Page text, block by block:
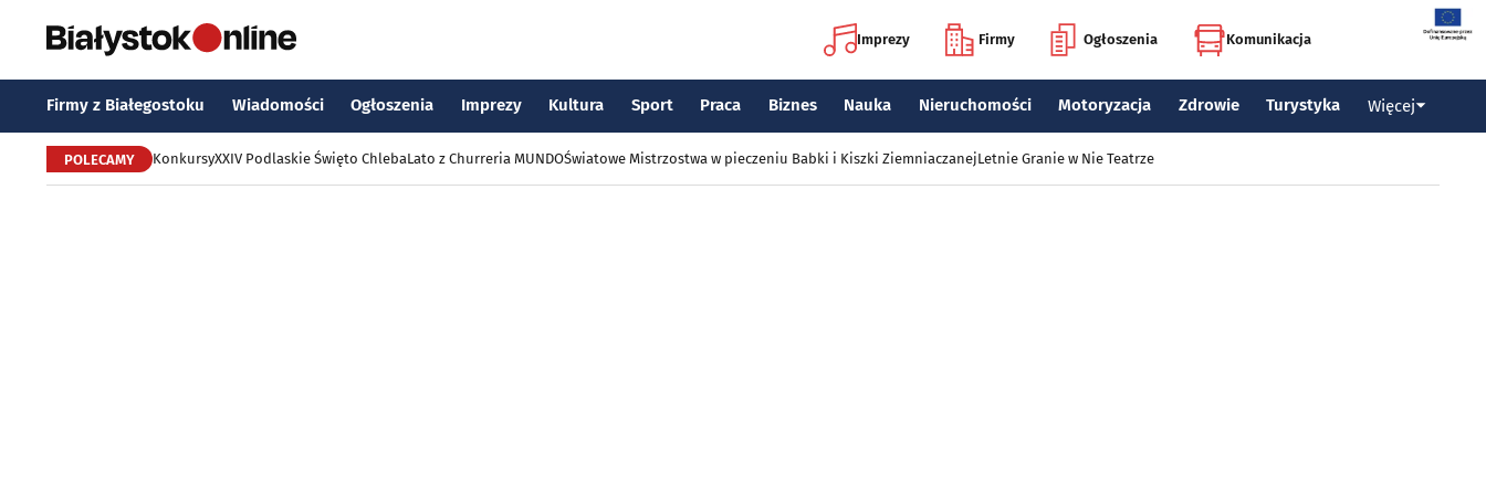
Imprezy Firmy Ogłoszenia Komunikacja
Firmy z Białegostoku Wiadomości Ogłoszenia Imprezy Kultura Sport Praca Biznes Nauka Nieruchomości Motoryzacja Zdrowie Turystyka Więcej
POLECAMY KonkursyXXIV Podlaskie Święto ChlebaLato z Churreria MUNDOŚwiatowe Mistrzostwa w pieczeniu Babki i Kiszki ZiemniaczanejLetnie Granie w Nie Teatrze